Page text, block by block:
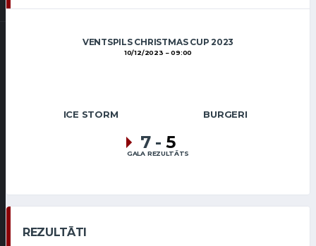
VENTSPILS CHRISTMAS CUP 2023
10/12/2023 09:00
ICE STORM BURGERI
7 - 5
GALA REZULTĀTS
REZULTĀTI